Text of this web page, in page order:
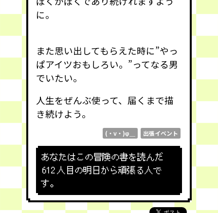
に。
また思い出してもらえた時に”やっ
ぱアイツおもしろい。”ってなる男
でいたい。
人生をぜんぶ使って、届くまで描
き続けよう。
(・v・)φ＿ 出張イベント
あなたはこの冒険の書を読んだ
612 人目の明日から頑張る人で
す。